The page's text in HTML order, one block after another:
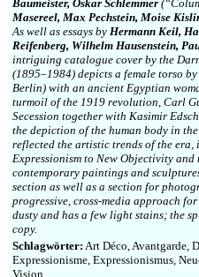
Baumeister, Oskar Schlemmer
Masereel, Max Pechstein, Moise
As well as essays by Hermann Keil,
Reifenberg, Wilhelm Hausenstein,
intriguing catalogue cover by the
(1895–1984) depicts a female torso
Berlin) with an ancient Egyptian
turmoil of the 1919 revolution, Carl
Secession together with Kasimir
the depiction of the human body in
reflected the artistic trends of the
Expressionism to New Objectivity
contemporary paintings and
section as well as a section for
progressive, cross-media approach
dusty and has a few light stains; the
copy.
Schlagwörter: Art Déco, Avantgarde,
Expressionisme, Expressionismus,
Vision